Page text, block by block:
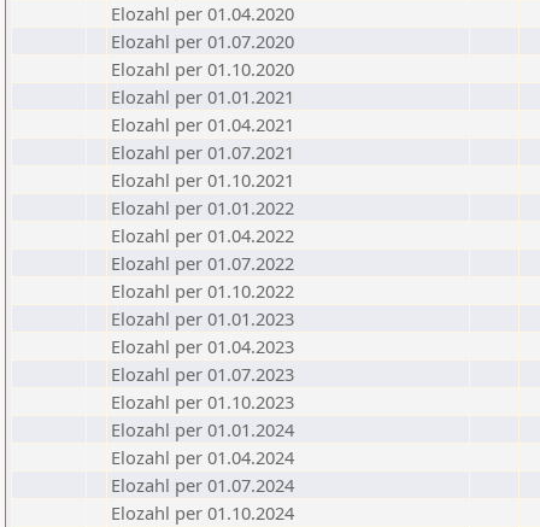
Elozahl per 01.04.2020
Elozahl per 01.07.2020
Elozahl per 01.10.2020
Elozahl per 01.01.2021
Elozahl per 01.04.2021
Elozahl per 01.07.2021
Elozahl per 01.10.2021
Elozahl per 01.01.2022
Elozahl per 01.04.2022
Elozahl per 01.07.2022
Elozahl per 01.10.2022
Elozahl per 01.01.2023
Elozahl per 01.04.2023
Elozahl per 01.07.2023
Elozahl per 01.10.2023
Elozahl per 01.01.2024
Elozahl per 01.04.2024
Elozahl per 01.07.2024
Elozahl per 01.10.2024